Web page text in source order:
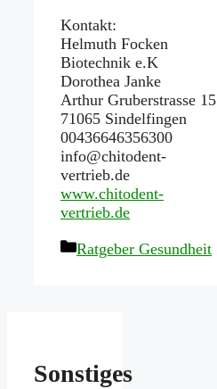
Kontakt:
Helmuth Focken
Biotechnik e.K
Dorothea Janke
Arthur Gruberstrasse 15
71065 Sindelfingen
00436646356300
info@chitodent-
vertrieb.de
www.chitodent-
vertrieb.de
Kategorien
Ratgeber Gesundheit
Sonstiges